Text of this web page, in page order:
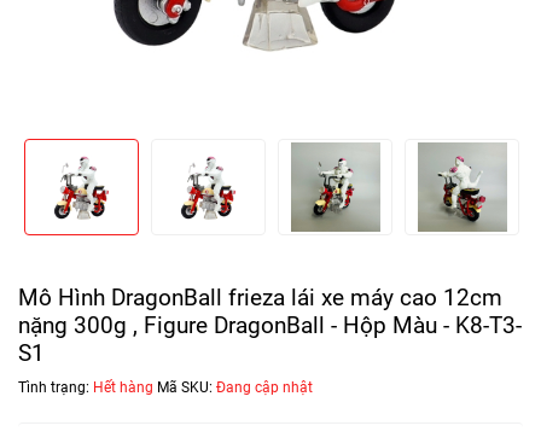
Mô Hình DragonBall frieza lái xe máy cao 12cm
nặng 300g , Figure DragonBall - Hộp Màu - K8-T3-
S1
Tình trạng: Hết hàng Mã SKU: Đang cập nhật